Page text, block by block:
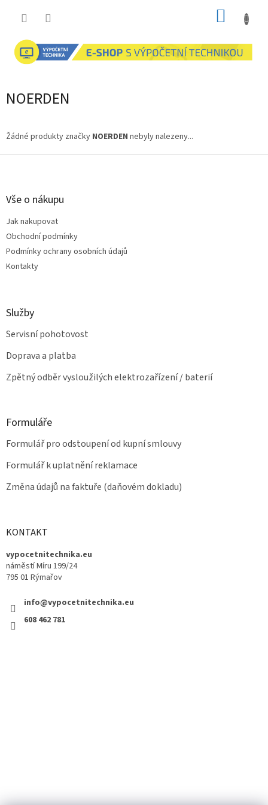
NOERDEN
Žádné produkty značky NOERDEN nebyly nalezeny...
Z
Vše o nákupu
Jak nakupovat
Obchodní podmínky
Podmínky ochrany osobních údajů
Kontakty
Služby
Servisní pohotovost
Doprava a platba
Zpětný odběr vysloužilých elektrozařízení / baterií
Formuláře
Formulář pro odstoupení od kupní smlouvy
Formulář k uplatnění reklamace
Změna údajů na faktuře (daňovém dokladu)
KONTAKT
vypocetnitechnika.eu
náměstí Míru 199/24
795 01 Rýmařov
info@vypocetnitechnika.eu
608 462 781